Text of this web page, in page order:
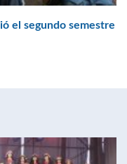
el segundo semestre